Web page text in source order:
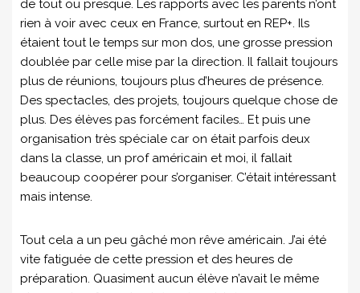
de tout ou presque. Les rapports avec les parents n’ont
rien à voir avec ceux en France, surtout en REP+. Ils
étaient tout le temps sur mon dos, une grosse pression
doublée par celle mise par la direction. Il fallait toujours
plus de réunions, toujours plus d’heures de présence.
Des spectacles, des projets, toujours quelque chose de
plus. Des élèves pas forcément faciles… Et puis une
organisation très spéciale car on était parfois deux
dans la classe, un prof américain et moi, il fallait
beaucoup coopérer pour s’organiser. C’était intéressant
mais intense.
Tout cela a un peu gâché mon rêve américain. J’ai été
vite fatiguée de cette pression et des heures de
préparation. Quasiment aucun élève n’avait le même